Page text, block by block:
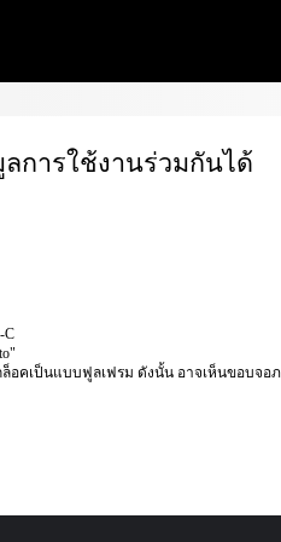
ลการใช้งานร่วมกันได้
C
คเป็นแบบฟูลเฟรม ดังนั้น อาจเห็นขอบจอ